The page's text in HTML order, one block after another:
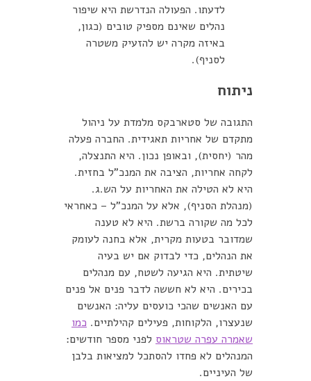
לדעתו. הפעולה הנדרשת היא שיפור
נהלים שאינם מספיק טובים (כגון,
באיזה מקרה יש להזעיק משטרה
לסניף).
ניתוח
התגובה של סטארבקס מלמדת על ניהול
מתקדם של אחריות תאגידית. החברה פעלה
מהר (יחסית), ובאופן נכון. היא התנצלה,
לקחה אחריות, הציבה את המנכ"ל בחזית.
היא לא הטילה את האחריות על הש.ג.
(מנהלת הסניף), אלא על המנכ"ל – כאחראי
לכל מה שקורה ברשת. היא לא טענה
שמדובר בטעות מקרית, אלא בחנה לעומק
את הנהלים, כדי לבדוק אם יש בעיה
שיטתית. היא הגיעה לשטח, עם מנהלים
בכירים. היא לא חששה לדבר פנים אל פנים
עם האנשים שהכי כועסים עליה: האנשים
שנעצרו, הלקוחות, פעילים קהילתיים. כמו
שאמרה עפרה שטראוס לפני מספר חודשים:
המנהלים לא פחדו להסתכל למציאות בלבן
של העיניים.